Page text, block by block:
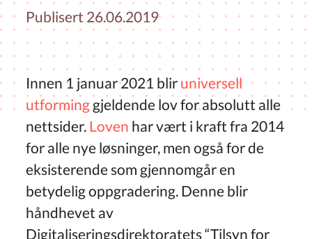
Publisert 26.06.2019
Innen 1 januar 2021 blir universell
utforminggjeldende lov for absolutt alle
nettsider. Loven har vært i kraft fra 2014
for alle nye løsninger, men også for de
eksisterende som gjennomgår en
betydelig oppgradering. Denne blir
håndhevet av
Digitaliseringsdirektoratets “Tilsyn for